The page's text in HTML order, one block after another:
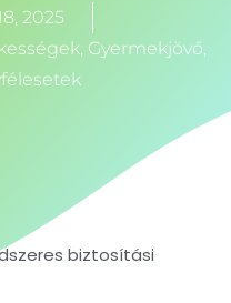
2025
Gyermekjövő
biztosítási